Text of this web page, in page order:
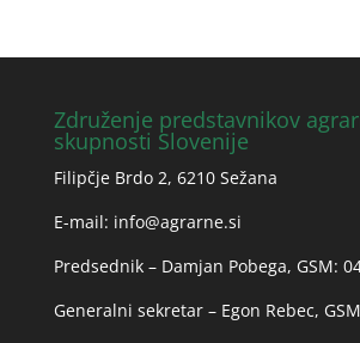
Združenje predstavnikov
skupnosti Slovenije
Filipčje Brdo 2, 6210 Sežana
E-mail: info@agrarne.si
Predsednik – Damjan Pobega, GSM:
Generalni sekretar – Egon Rebec,